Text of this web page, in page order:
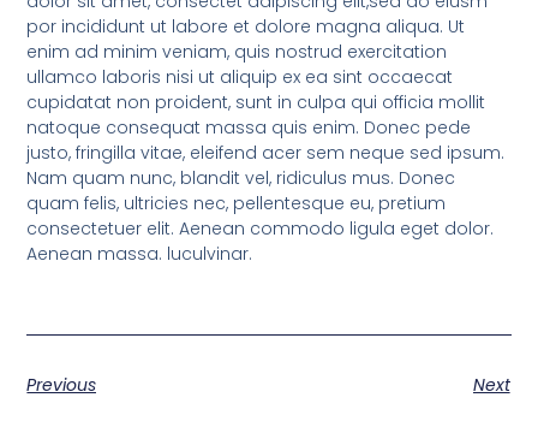
por incididunt ut labore et dolore magna aliqua. Ut
enim ad minim veniam, quis nostrud exercitation
ullamco laboris nisi ut aliquip ex ea sint occaecat
cupidatat non proident, sunt in culpa qui officia mollit
natoque consequat massa quis enim. Donec pede
justo, fringilla vitae, eleifend acer sem neque sed ipsum.
Nam quam nunc, blandit vel, ridiculus mus. Donec
quam felis, ultricies nec, pellentesque eu, pretium
consectetuer elit. Aenean commodo ligula eget dolor.
Aenean massa. luculvinar.
Previous Next